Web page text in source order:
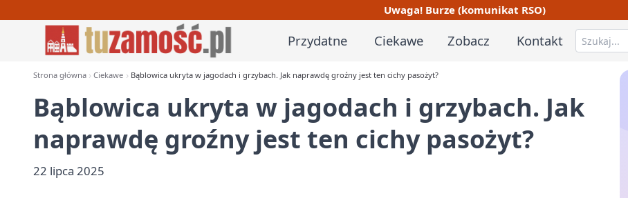
Uwaga! Burze (komunikat RSO)
Przydatne Ciekawe Zobacz Kontakt
Strona główna Ciekawe Bąblowica ukryta w jagodach i grzybach. Jak naprawdę groźny jest ten cichy pasożyt?
Bąblowica ukryta w jagodach i grzybach. Jak
naprawdę groźny jest ten cichy pasożyt?
22 lipca 2025